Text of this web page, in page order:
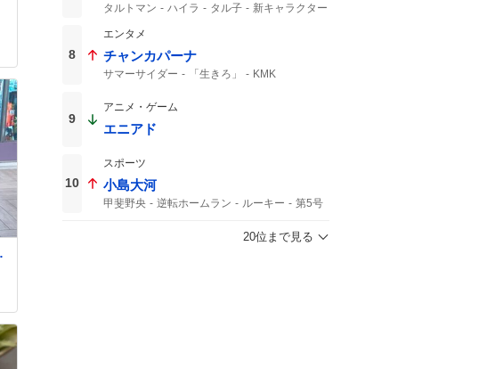
タルトマン ハイラ タル子
新キャラクター
8
エンタメ
チャンカパーナ
サマーサイダー 「生きろ」 KMK
9
アニメ・ゲーム
エニアド
10
スポーツ
小島大河
甲斐野央 逆転ホームラン ルーキー
第5号
20位まで見る